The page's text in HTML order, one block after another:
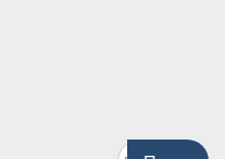
Поиск